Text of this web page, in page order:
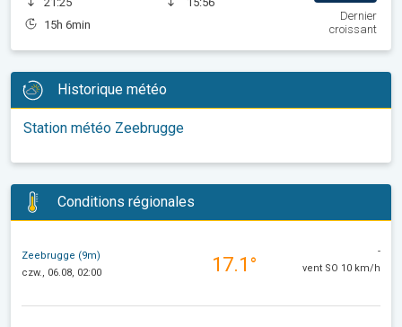
15h 6min
Dernier
croissant
Historique météo
Station météo Zeebrugge
Conditions régionales
Zeebrugge (9m)
czw., 06.08, 02:00
17.1°
-
vent SO 10 km/h